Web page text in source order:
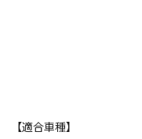
【適合車種】